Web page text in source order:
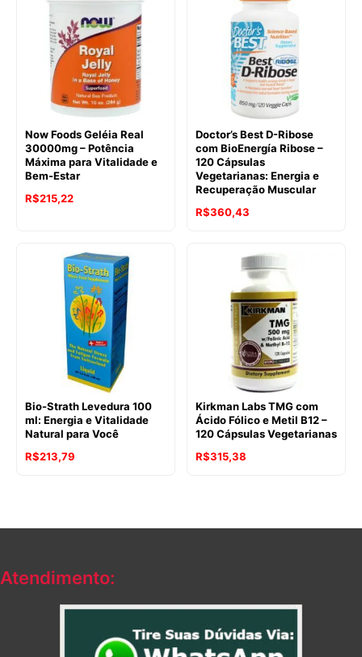
R$446,15.
é:
R$292,06.
Now Foods Geléia Real
30000mg – Potência
Máxima para Vitalidade e
Bem-Estar
R$215,22
Doctor’s Best D-Ribose
com BioEnergía Ribose –
120 Cápsulas
Vegetarianas: Energia e
Recuperação Muscular
R$360,43
Bio-Strath Levedura 100
ml: Energia e Vitalidade
Natural para Você
R$213,79
Kirkman Labs TMG com
Ácido Fólico e Metil B12 –
120 Cápsulas Vegetarianas
R$315,38
Atendimento: